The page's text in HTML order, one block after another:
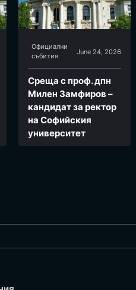
Официални
събития
June 24, 2026
Среща с проф. дпн
Милен Замфиров –
кандидат за ректор
на Софийския
университет